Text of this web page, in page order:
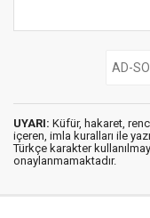
UYARI: Küfür, hakaret,
içeren, imla kuralları ile
Türkçe karakter
onaylanmamaktadır.